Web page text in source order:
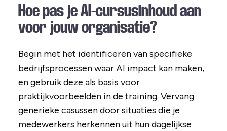
Hoe pas je AI-cursusinhoud aan
voor jouw organisatie?
Begin met het identificeren van specifieke
bedrijfsprocessen waar AI impact kan maken,
en gebruik deze als basis voor
praktijkvoorbeelden in de training. Vervang
generieke casussen door situaties die je
medewerkers herkennen uit hun dagelijkse